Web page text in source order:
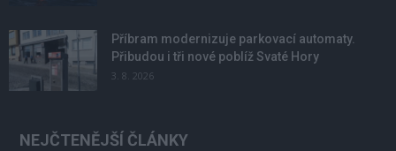
Příbram modernizuje parkovací automaty.
Přibudou i tři nové poblíž Svaté Hory
3. 8. 2026
NEJČTENĚJŠÍ ČLÁNKY